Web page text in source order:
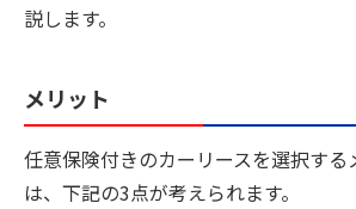
説します。
メリット
任意保険付きのカーリースを選択する
は、下記の3点が考えられます。